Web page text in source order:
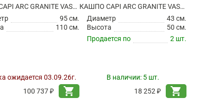
КАШПО CAPI ARC GRANITE VASE ELEGANT BLACK
95 см.
110 см.
ожидается 03.09.26г.
100 737 ₽
shopping_cart
КАШПО CAPI ARC GRANITE VASE ELEGANT DELUXE ANTHRACITE
Диаметр
43 см.
Высота
50 см.
Продается по
2 шт.
В наличии: 5 шт.
18 252 ₽
shopping_cart